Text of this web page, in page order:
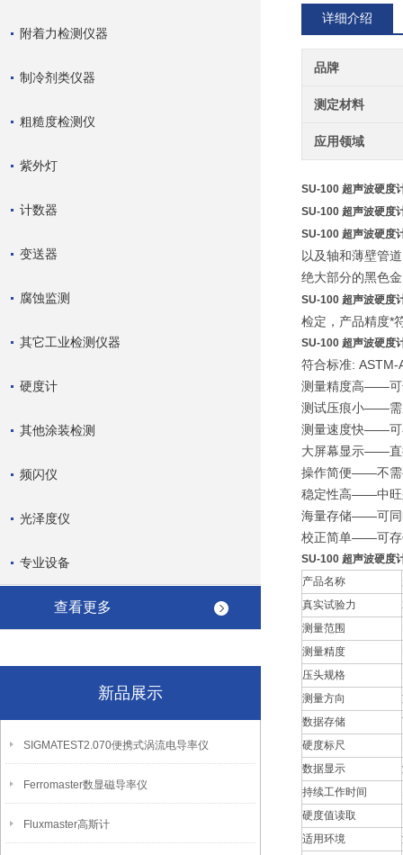
附着力检测仪器
制冷剂类仪器
粗糙度检测仪
紫外灯
计数器
变送器
腐蚀监测
其它工业检测仪器
硬度计
其他涂装检测
频闪仪
光泽度仪
专业设备
查看更多
新品展示
SIGMATEST2.070便携式涡流电导率仪
Ferromaster数显磁导率仪
Fluxmaster高斯计
详细介绍
品牌
测定材料
应用领域
SU-100 超声波硬度
SU-100 超声波硬度
SU-100 超声波硬度
以及轴和薄壁管
绝大部分的黑色
SU-100 超声波硬度
检定，产品精度*
SU-100 超声波硬度
符合标准:
测量精度高——可
测试压痕小——需
测量速度快——可
大屏幕显示——直
操作简便——不需
稳定性高——中旺
海量存储——可同
校正简单——可存
SU-100 超声波硬度
产品名称
真实试验力
测量范围
测量精度
压头规格
测量方向
数据存储
硬度标尺
数据显示
持续工作时间
硬度值读取
适用环境